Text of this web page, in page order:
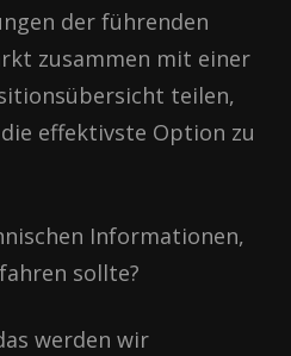
der führenden
zusammen mit einer
teilen,
effektivste Option zu
Informationen,
sollte?
werden wir